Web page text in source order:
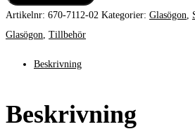
Artikelnr: 670-7112-02 Kategorier: Glasögon,
Glasögon, Tillbehör
Beskrivning
Beskrivning